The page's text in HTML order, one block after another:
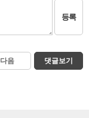
등록
다음 댓글보기